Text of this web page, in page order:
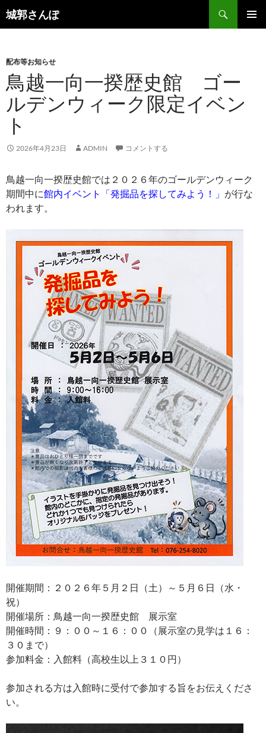
コ
ン
ツ
へ
ス
キ
城郭さんぽ
検
索
配布等お知らせ
鳥越一向一揆歴史館 ゴー
ルデンウィーク限定イベン
ト
2026年4月23日 ADMIN コメントする
鳥越一向一揆歴史館では２０２６年のゴールデンウィーク
期間中に館内イベント「発掘品を探してみよう！」 が行な
われます。
開催期間：２０２６年５月２日（土）～５月６日（水・
祝）
開催場所：鳥越一向一揆歴史館 展示室
開催時間：９：００～１６：００（展示室の見学は１６：
３０まで）
参加料金：入館料（高校生以上３１０円）
参加される方は入館時に受付で参加する旨をお伝えくださ
い。